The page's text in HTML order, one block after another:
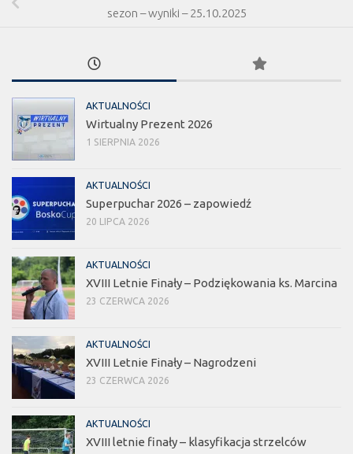
sezon – wyniki – 25.10.2025
AKTUALNOŚCI
Wirtualny Prezent 2026
1 SIERPNIA 2026
AKTUALNOŚCI
Superpuchar 2026 – zapowiedź
20 LIPCA 2026
AKTUALNOŚCI
XVIII Letnie Finały – Podziękowania ks. Marcina
23 CZERWCA 2026
AKTUALNOŚCI
XVIII Letnie Finały – Nagrodzeni
23 CZERWCA 2026
AKTUALNOŚCI
XVIII letnie finały – klasyfikacja strzelców